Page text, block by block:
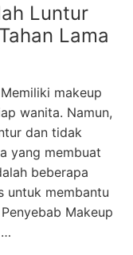
Luntur
Lama
makeup
wanita. Namun,
dan tidak
yang membuat
beberapa
untuk membantu
Makeup
…